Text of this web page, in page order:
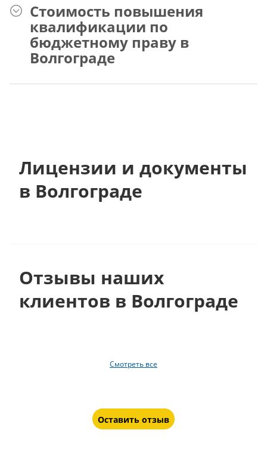
Стоимость повышения
квалификации по
бюджетному праву в
Волгограде
Лицензии и документы
в Волгограде
Отзывы наших
клиентов в Волгограде
Смотреть все
Оставить отзыв